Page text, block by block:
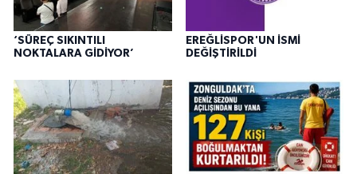
‘SÜREÇ SIKINTILI
NOKTALARA GİDİYOR’
EREĞLİSPOR'UN İSMİ
DEĞİŞTİRİLDİ